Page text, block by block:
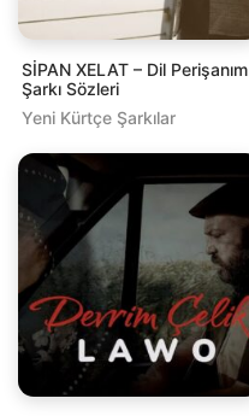
SİPAN XELAT – Dil Perişanım
Şarkı Sözleri
Yeni Kürtçe Şarkılar